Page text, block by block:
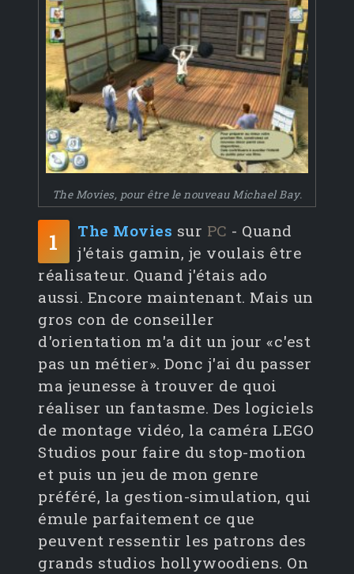
The Movies, pour être le nouveau Michael Bay.
1 The Movies sur PC - Quand
j'étais gamin, je voulais être
réalisateur. Quand j'étais ado
aussi. Encore maintenant. Mais un
gros con de conseiller
d'orientation m'a dit un jour «c'est
pas un métier». Donc j'ai du passer
ma jeunesse à trouver de quoi
réaliser un fantasme. Des logiciels
de montage vidéo, la caméra LEGO
Studios pour faire du stop-motion
et puis un jeu de mon genre
préféré, la gestion-simulation, qui
émule parfaitement ce que
peuvent ressentir les patrons des
grands studios hollywoodiens. On